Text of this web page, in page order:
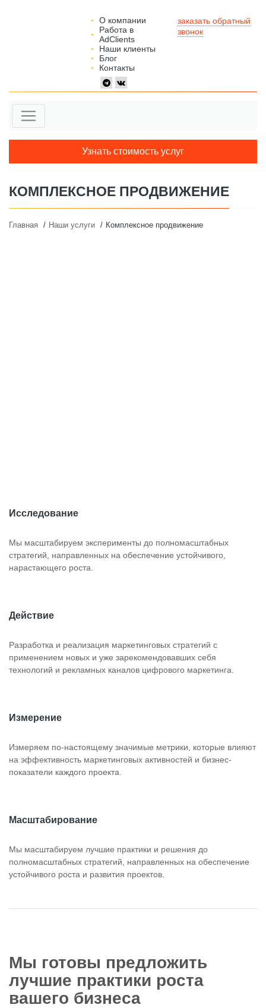
О компании
Работа в
AdClients
Наши клиенты
Блог
Контакты
заказать обратный
звонок
Узнать стоимость услуг
КОМПЛЕКСНОЕ ПРОДВИЖЕНИЕ
Главная Наши услуги Комплексное продвижение
Исследование
Мы масштабируем эксперименты до полномасштабных
стратегий, направленных на обеспечение устойчивого,
нарастающего роста.
Действие
Разработка и реализация маркетинговых стратегий с
применением новых и уже зарекомендовавших себя
технологий и рекламных каналов цифрового маркетинга.
Измерение
Измеряем по-настоящему значимые метрики, которые влияют
на эффективность маркетинговых активностей и бизнес-
показатели каждого проекта.
Масштабирование
Мы масштабируем лучшие практики и решения до
полномасштабных стратегий, направленных на обеспечение
устойчивого роста и развития проектов.
Мы готовы предложить
лучшие практики роста
вашего бизнеса